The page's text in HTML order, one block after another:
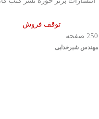
توقف فروش
250 صفحه
مهندس شیرخدایی